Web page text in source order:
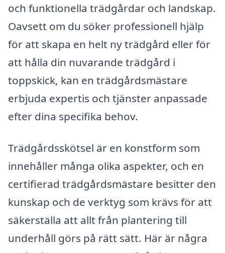
och funktionella trädgårdar och landskap.
Oavsett om du söker professionell hjälp
för att skapa en helt ny trädgård eller för
att hålla din nuvarande trädgård i
toppskick, kan en trädgårdsmästare
erbjuda expertis och tjänster anpassade
efter dina specifika behov.
Trädgårdsskötsel är en konstform som
innehåller många olika aspekter, och en
certifierad trädgårdsmästare besitter den
kunskap och de verktyg som krävs för att
säkerställa att allt från plantering till
underhåll görs på rätt sätt. Här är några